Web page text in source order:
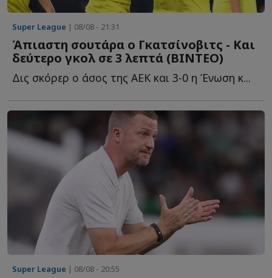
Super League | 08/08 - 21:31
Άπιαστη σουτάρα ο Γκατσίνοβιτς - Και
δεύτερο γκολ σε 3 λεπτά (ΒΙΝΤΕΟ)
Δις σκόρερ ο άσος της ΑΕΚ και 3-0 η Ένωση κ...
Super League | 08/08 - 20:55